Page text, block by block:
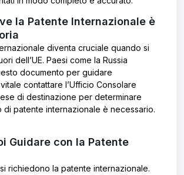
la Patente Internazionale è
diventa cruciale quando si
dell’UE. Paesi come la Russia
documento per guidare
contattare l’Ufficio Consolare
di destinazione per determinare
di patente internazionale è necessario.
Guidare con la Patente
richiedono la patente internazionale.